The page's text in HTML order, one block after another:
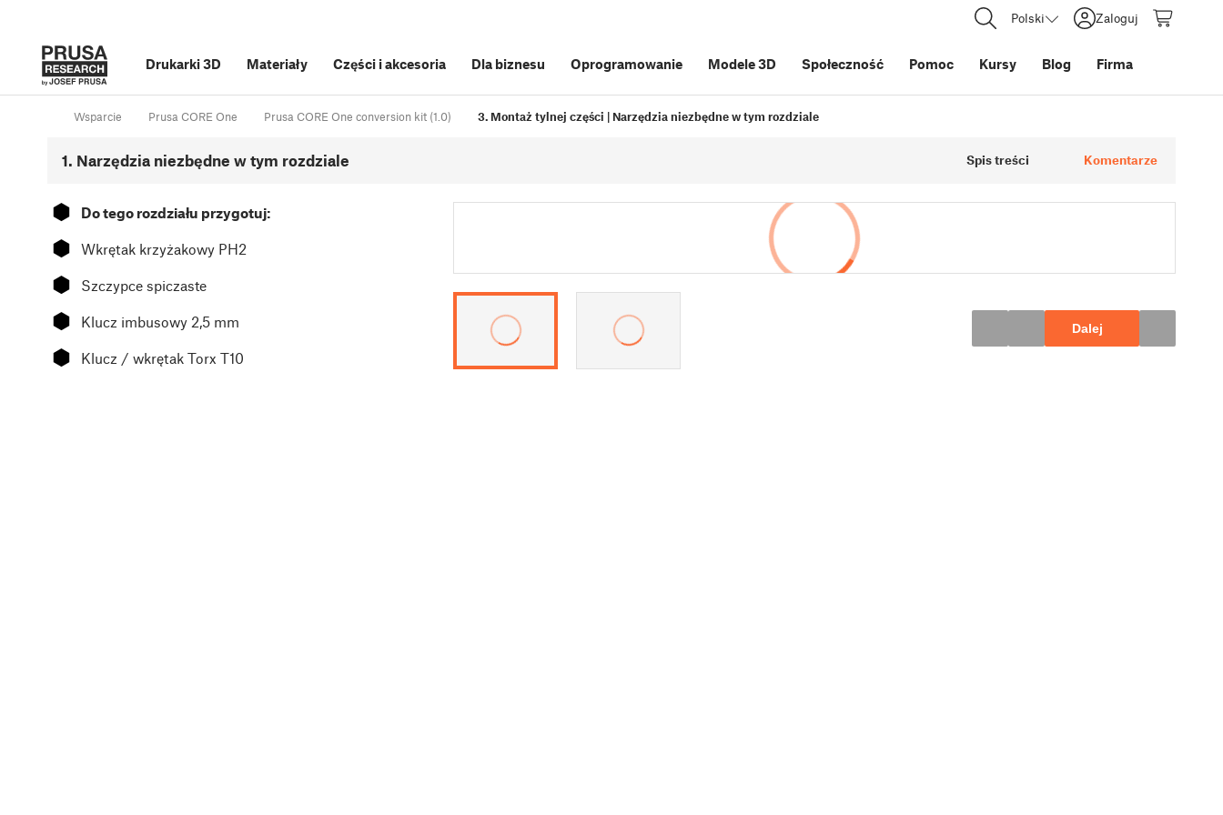
Polski Zaloguj
Drukarki 3D Materiały Części i akcesoria Dla biznesu Oprogramowanie Modele 3D Społeczność Pomoc Kursy Blog Firma
Wsparcie Prusa CORE One Prusa CORE One conversion kit (1.0) 3. Montaż tylnej części | Narzędzia niezbędne w tym rozdziale
1. Narzędzia niezbędne w tym rozdziale Spis treści Komentarze
⬢ Do tego rozdziału przygotuj:
⬢ Wkrętak krzyżakowy PH2
⬢ Szczypce spiczaste
⬢ Klucz imbusowy 2,5 mm
⬢ Klucz / wkrętak Torx T10
Dalej